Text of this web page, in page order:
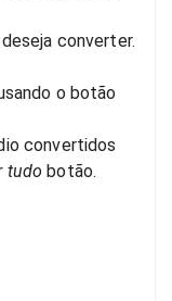
converter.
o botão
convertidos
tudo botão.